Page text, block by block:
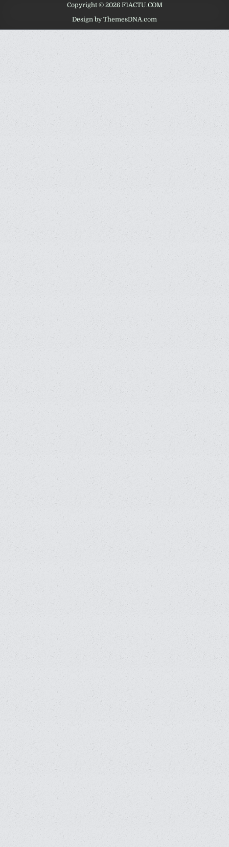
Copyright © 2026 F1ACTU.COM
Design by ThemesDNA.com